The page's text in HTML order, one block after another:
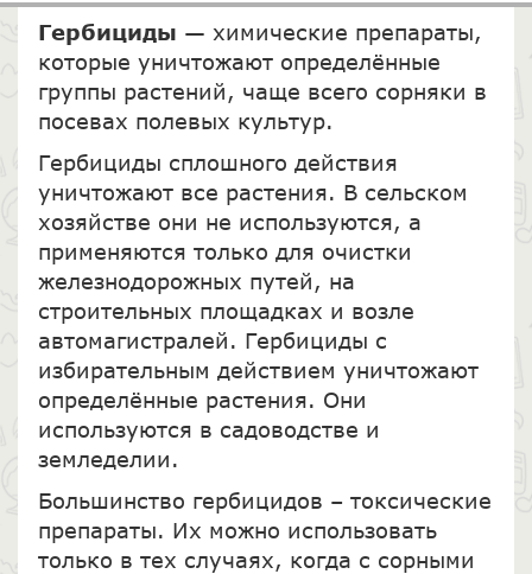
Гербициды — химические препараты,
которые уничтожают определённые
группы растений, чаще всего сорняки в
посевах полевых культур.
Гербициды сплошного действия
уничтожают все растения. В сельском
хозяйстве они не используются, а
применяются только для очистки
железнодорожных путей, на
строительных площадках и возле
автомагистралей. Гербициды с
избирательным действием уничтожают
определённые растения. Они
используются в садоводстве и
земледелии.
Большинство гербицидов – токсические
препараты. Их можно использовать
только в тех случаях, когда с сорными